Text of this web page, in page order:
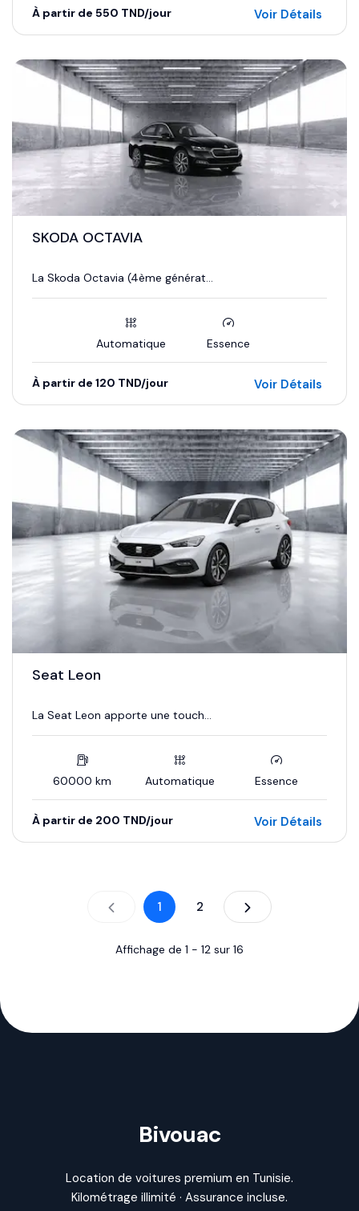
À partir de 550 TND/jour Voir Détails
SKODA OCTAVIA
La Skoda Octavia (4ème générat...
Automatique Essence
À partir de 120 TND/jour Voir Détails
Seat Leon
La Seat Leon apporte une touch...
60000 km Automatique Essence
À partir de 200 TND/jour Voir Détails
1 2
Affichage de 1 - 12 sur 16
Bivouac
Location de voitures premium en Tunisie.
Kilométrage illimité · Assurance incluse.